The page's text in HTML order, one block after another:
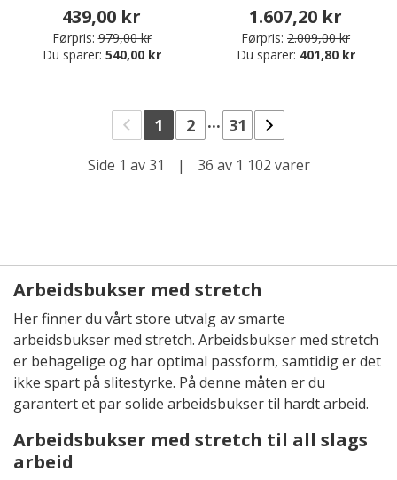
439,00 kr
Førpris: 979,00 kr
Du sparer: 540,00 kr
1.607,20 kr
Førpris: 2.009,00 kr
Du sparer: 401,80 kr
1 2 ... 31
Side 1 av 31 | 36 av 1 102 varer
Arbeidsbukser med stretch
Her finner du vårt store utvalg av smarte
arbeidsbukser med stretch. Arbeidsbukser med stretch
er behagelige og har optimal passform, samtidig er det
ikke spart på slitestyrke. På denne måten er du
garantert et par solide arbeidsbukser til hardt arbeid.
Arbeidsbukser med stretch til all slags
arbeid